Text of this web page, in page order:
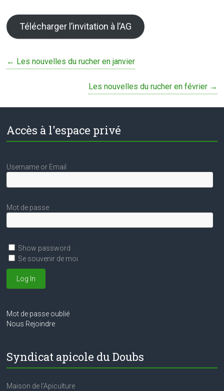
Télécharger l’invitation à l’AG
← Les nouvelles du rucher en janvier
Les nouvelles du rucher en février →
Accès à l'espace privé
Username or Email
Mot de passe
Show password
Se souvenir de moi
Mot de passe oublié
Nous Rejoindre
Syndicat apicole du Doubs
Maison de l’Apiculture